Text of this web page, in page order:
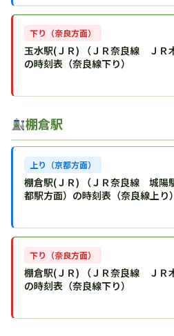
下り（奈良方面）
玉水駅(ＪＲ) （ＪＲ奈良線 ＪＲ
の時刻表（奈良線下り）
棚倉駅
上り（京都方面）
棚倉駅(ＪＲ) （ＪＲ奈良線 城陽
都駅方面）の時刻表（奈良線上り）
下り（奈良方面）
棚倉駅(ＪＲ) （ＪＲ奈良線 ＪＲ
の時刻表（奈良線下り）